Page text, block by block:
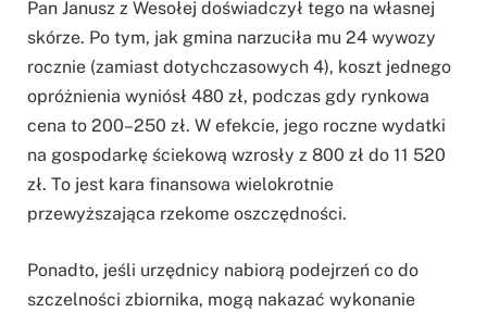
Pan Janusz z Wesołej doświadczył tego na własnej
skórze. Po tym, jak gmina narzuciła mu 24 wywozy
rocznie (zamiast dotychczasowych 4), koszt jednego
opróżnienia wyniósł 480 zł, podczas gdy rynkowa
cena to 200–250 zł. W efekcie, jego roczne wydatki
na gospodarkę ściekową wzrosły z 800 zł do 11 520
zł. To jest kara finansowa wielokrotnie
przewyższająca rzekome oszczędności.
Ponadto, jeśli urzędnicy nabiorą podejrzeń co do
szczelności zbiornika, mogą nakazać wykonanie